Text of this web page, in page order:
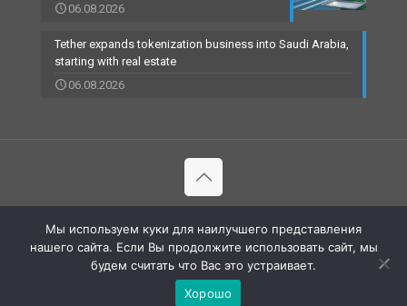
06.08.2026
Tether expands tokenization business into Saudi Arabia,
starting with real estate
06.08.2026
технологии | All Rights Reserved |
Мы используем куки для наилучшего представления
нашего сайта. Если Вы продолжите использовать сайт, мы
будем считать что Вас это устраивает.
Хорошо